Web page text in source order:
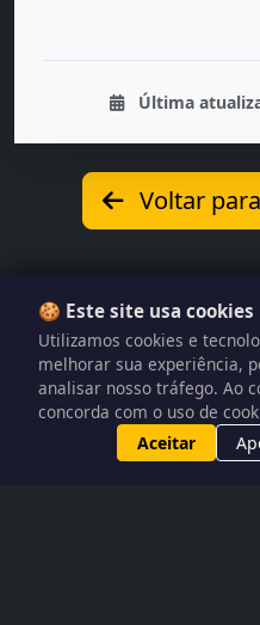
Última
Voltar
🍪 Este site usa cookies
Utilizamos cookies e
melhorar sua experiência,
analisar nosso tráfego. Ao
concorda com o uso de
Aceitar